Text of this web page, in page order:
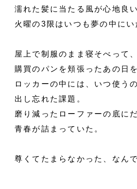
濡れた髪に当たる風が心地良
火曜の3限はいつも夢の中にい
屋上で制服のまま寝そべって、
購買のパンを頬張った あの日
ロッカーの中には、 いつ使う
出し忘れた課題。
磨り減ったローファーの底に
青春が詰まっていた。
尊くてたまらなかった、なん